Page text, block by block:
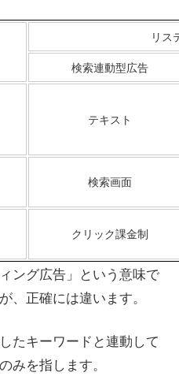
リス
検索連動型広告
テキスト
検索画面
クリック課金制
ング広告」という意味で
、正確には違います。
たキーワードと連動して
みを指します。